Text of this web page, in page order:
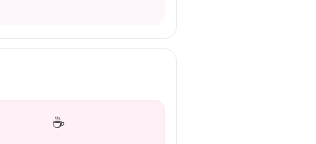
☕